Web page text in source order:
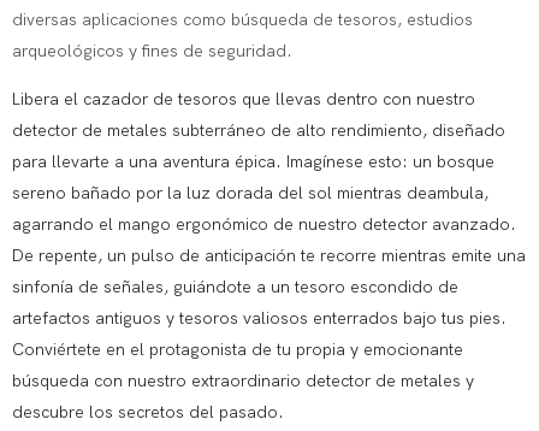
diversas aplicaciones como búsqueda de tesoros, estudios
arqueológicos y fines de seguridad.
Libera el cazador de tesoros que llevas dentro con nuestro
detector de metales subterráneo de alto rendimiento, diseñado
para llevarte a una aventura épica. Imagínese esto: un bosque
sereno bañado por la luz dorada del sol mientras deambula,
agarrando el mango ergonómico de nuestro detector avanzado.
De repente, un pulso de anticipación te recorre mientras emite una
sinfonía de señales, guiándote a un tesoro escondido de
artefactos antiguos y tesoros valiosos enterrados bajo tus pies.
Conviértete en el protagonista de tu propia y emocionante
búsqueda con nuestro extraordinario detector de metales y
descubre los secretos del pasado.